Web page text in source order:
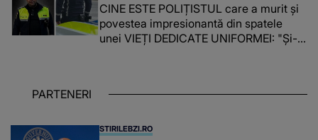
CINE ESTE POLIȚISTUL care a murit și
povestea impresionantă din spatele
unei VIEȚI DEDICATE UNIFORMEI: "Și-a
PARTENERI
STIRILEBZI.RO